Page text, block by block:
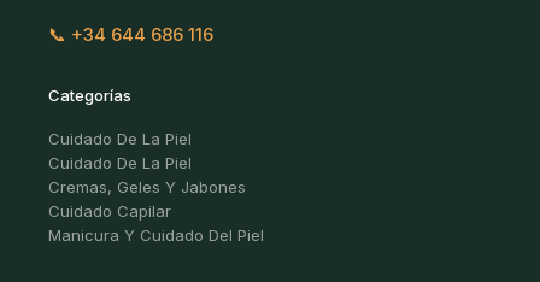
📞 +34 644 686 116
Categorías
Cuidado De La Piel
Cuidado De La Piel
Cremas, Geles Y Jabones
Cuidado Capilar
Manicura Y Cuidado Del Piel